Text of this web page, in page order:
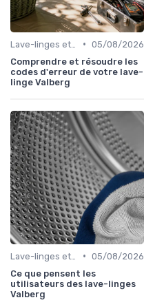
• 05/08/2026
Comprendre et résoudre les
codes d'erreur de votre lave-
linge Valberg
• 05/08/2026
Ce que pensent les
utilisateurs des lave-linges
Valberg